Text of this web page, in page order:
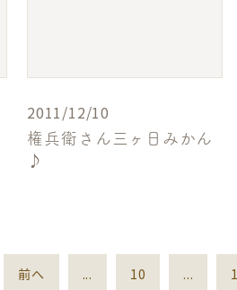
2011/12/10
権兵衛さん三ヶ日みかん
♪
前へ ... 10 ...